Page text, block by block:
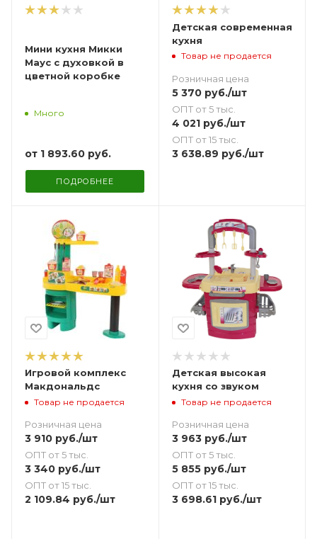
Мини кухня Микки
Маус с духовкой в
цветной коробке
Много
от 1 893.60 руб.
ПОДРОБНЕЕ
Детская современная
кухня
Товар не продается
Розничная цена
5 370руб./шт
ОПТ от 5 тыс.
4 021руб./шт
ОПТ от 15 тыс.
3 638.89 руб./шт
Игровой комплекс
Макдональдс
Товар не продается
Розничная цена
3 910 руб./шт
ОПТ от 5 тыс.
3 340 руб./шт
ОПТ от 15 тыс.
2 109.84 руб./шт
Детская высокая
кухня со звуком
Товар не продается
Розничная цена
3 963руб./шт
ОПТ от 5 тыс.
5 855руб./шт
ОПТ от 15 тыс.
3 698.61руб./шт